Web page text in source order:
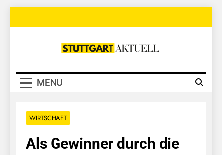
Stuttgart
MENU
WIRTSCHAFT
Als Gewinner durch die